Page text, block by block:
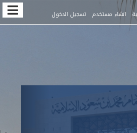
انشاء مستخدم تسجيل الدخول